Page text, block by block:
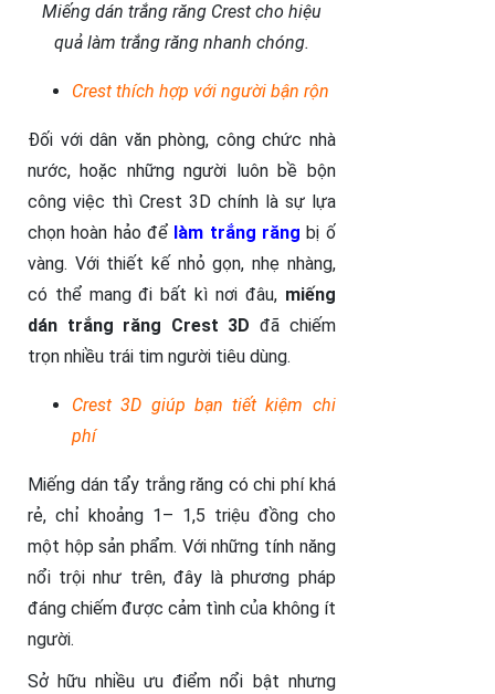
Miếng dán trắng răng Crest cho hiệu
quả làm trắng răng nhanh chóng.
Crest thích hợp với người bận rộn
Đối với dân văn phòng, công chức nhà
nước, hoặc những người luôn bề bộn
công việc thì Crest 3D chính là sự lựa
chọn hoàn hảo để làm trắng răng bị ố
vàng. Với thiết kế nhỏ gọn, nhẹ nhàng,
có thể mang đi bất kì nơi đâu, miếng
dán trắng răng Crest 3D đã chiếm
trọn nhiều trái tim người tiêu dùng.
Crest 3D giúp bạn tiết kiệm chi
phí
Miếng dán tẩy trắng răng có chi phí khá
rẻ, chỉ khoảng 1– 1,5 triệu đồng cho
một hộp sản phẩm. Với những tính năng
nổi trội như trên, đây là phương pháp
đáng chiếm được cảm tình của không ít
người.
Sở hữu nhiều ưu điểm nổi bật nhưng